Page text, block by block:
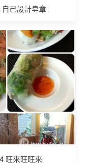
己設計皂章
旺來旺旺來